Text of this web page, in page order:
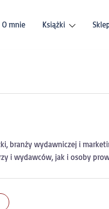
O mnie Książki
branży wydawniczej i
i wydawców, jak i osoby